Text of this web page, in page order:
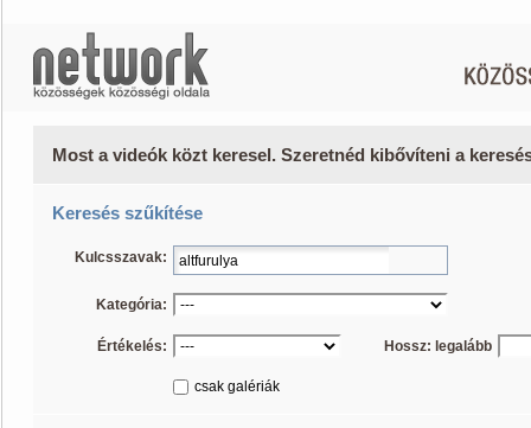
Most a videók közt keresel. Szeretnéd kibővíteni a
Keresés szűkítése
Kulcsszavak:
Kategória:
Értékelés: Hossz: legalább
csak galériák